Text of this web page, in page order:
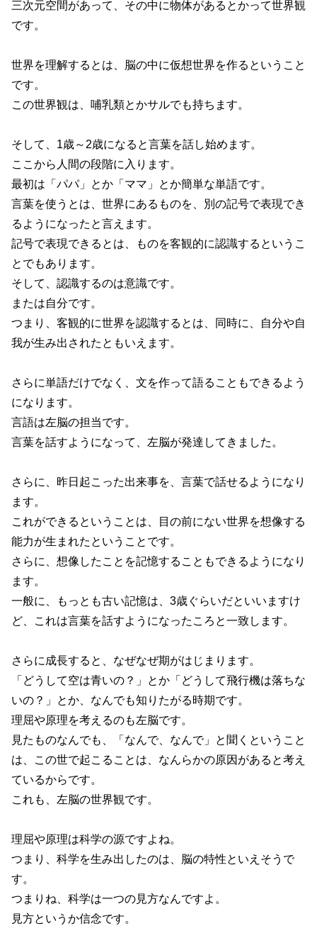
三次元空間があって、その中に物体があるとかって世界観
です。
世界を理解するとは、脳の中に仮想世界を作るということ
です。
この世界観は、哺乳類とかサルでも持ちます。
そして、1歳～2歳になると言葉を話し始めます。
ここから人間の段階に入ります。
最初は「パパ」とか「ママ」とか簡単な単語です。
言葉を使うとは、世界にあるものを、別の記号で表現でき
るようになったと言えます。
記号で表現できるとは、ものを客観的に認識するというこ
とでもあります。
そして、認識するのは意識です。
または自分です。
つまり、客観的に世界を認識するとは、同時に、自分や自
我が生み出されたともいえます。
さらに単語だけでなく、文を作って語ることもできるよう
になります。
言語は左脳の担当です。
言葉を話すようになって、左脳が発達してきました。
さらに、昨日起こった出来事を、言葉で話せるようになり
ます。
これができるということは、目の前にない世界を想像する
能力が生まれたということです。
さらに、想像したことを記憶することもできるようになり
ます。
一般に、もっとも古い記憶は、3歳ぐらいだといいますけ
ど、これは言葉を話すようになったころと一致します。
さらに成長すると、なぜなぜ期がはじまります。
「どうして空は青いの？」とか「どうして飛行機は落ちな
いの？」とか、なんでも知りたがる時期です。
理屈や原理を考えるのも左脳です。
見たものなんでも、「なんで、なんで」と聞くということ
は、この世で起こることは、なんらかの原因があると考え
ているからです。
これも、左脳の世界観です。
理屈や原理は科学の源ですよね。
つまり、科学を生み出したのは、脳の特性といえそうで
す。
つまりね、科学は一つの見方なんですよ。
見方というか信念です。